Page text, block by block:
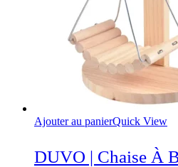
Ajouter au panierQuick View
DUVO | Chaise À